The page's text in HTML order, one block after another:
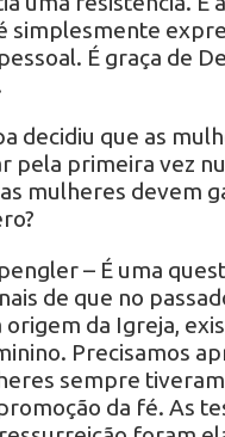
simplesmente
É graça de
decidiu que as
pela primeira vez
mulheres devem
– É uma
de que no
da Igreja,
Precisamos
sempre
da fé. As